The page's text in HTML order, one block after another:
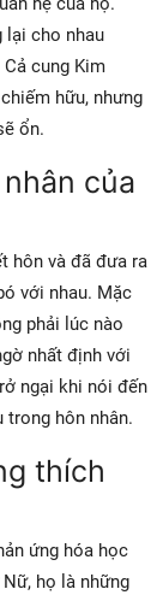
lại cho nhau
cung Kim
hữu, nhưng
ổn.
của
hôn và đã đưa ra
với nhau. Mặc
phải lúc nào
nhất định với
ngại khi nói đến
trong hôn nhân.
thích
ứng hóa học
họ là những